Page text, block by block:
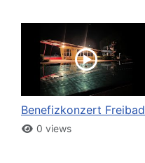
Benefizkonzert Freibad
0 views